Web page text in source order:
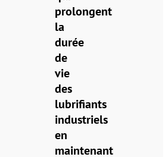
prolongent
la
durée
de
vie
des
lubrifiants
industriels
en
maintenant